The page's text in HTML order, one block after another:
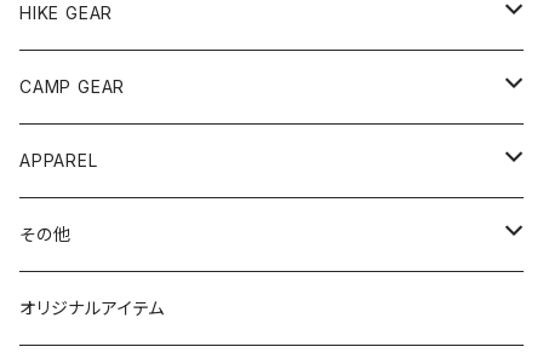
andwander
ANOBA
AO COOLERS
asobito
AS2OV
HIKE GEAR
テント、シェルター
バックパック
ポーチ／サコッシュ
ストレージ
CAMP GEAR
テント、タープ
テント、シェルター
タープ
スリーピングギア
寝袋
テーブル、チェア
APPAREL
トップス
ボトムス
その他
遊び
オリジナルアイテム